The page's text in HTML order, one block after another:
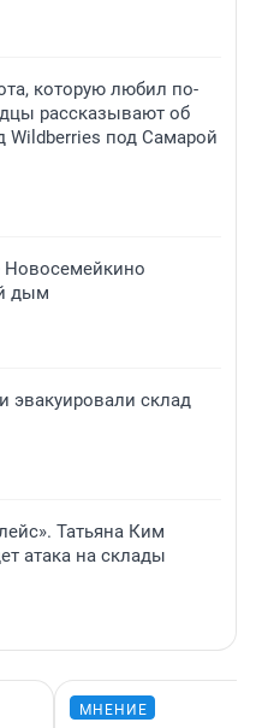
которую любил по-
рассказывают об
Wildberries под Самарой
дым
эвакуировали склад
Татьяна Ким
атака на склады
МНЕНИЕ